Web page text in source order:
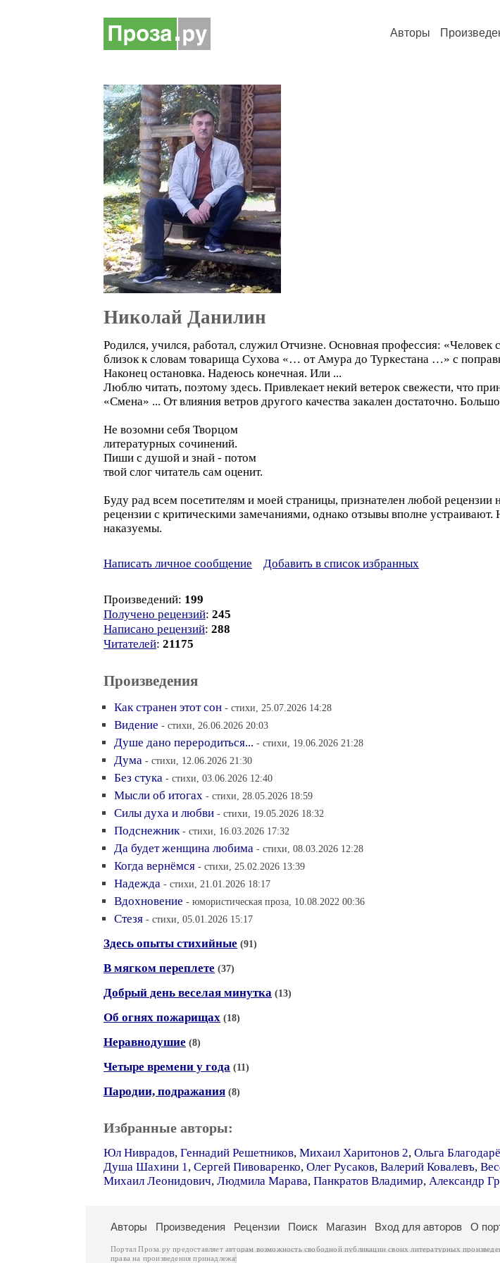
Авторы
Николай Данилин
Родился, учился, работал, служил Отчизне. Основная профессия:
близок к словам товарища Сухова «… от Амура до Туркестана …» с
Наконец остановка. Надеюсь конечная. Или ...
Люблю читать, поэтому здесь. Привлекает некий ветерок свежести, что
«Смена» ... От влияния ветров другого качества закален достаточно.
Не возомни себя Творцом
литературных сочинений.
Пиши с душой и знай - потом
твой слог читатель сам оценит.
Буду рад всем посетителям и моей страницы, признателен любой
рецензии с критическими замечаниями, однако отзывы вполне
наказуемы.
Написать личное сообщение Добавить в список избранных
Произведений: 199
Получено рецензий: 245
Написано рецензий: 288
Читателей: 21175
Произведения
Как странен этот сон - стихи, 25.07.2026 14:28
Видение - стихи, 26.06.2026 20:03
Душе дано переродиться... - стихи, 19.06.2026 21:28
Дума - стихи, 12.06.2026 21:30
Без стука - стихи, 03.06.2026 12:40
Мысли об итогах - стихи, 28.05.2026 18:59
Силы духа и любви - стихи, 19.05.2026 18:32
Подснежник - стихи, 16.03.2026 17:32
Да будет женщина любима - стихи, 08.03.2026 12:28
Когда вернёмся - стихи, 25.02.2026 13:39
Надежда - стихи, 21.01.2026 18:17
Вдохновение - юмористическая проза, 10.08.2022 00:36
Стезя - стихи, 05.01.2026 15:17
Здесь опыты стихийные (91)
В мягком переплете (37)
Добрый день веселая минутка (13)
Об огнях пожарищах (18)
Неравнодушие (8)
Четыре времени у года (11)
Пародии, подражания (8)
Избранные авторы:
Юл Ниврадов, Геннадий Решетников, Михаил Харитонов 2, Ольга
Душа Шахини 1, Сергей Пивоваренко, Олег Русаков, Валерий Ковалевъ,
Михаил Леонидович, Людмила Марава, Панкратов Владимир, Александр
Авторы Произведения Рецензии Поиск Магазин Вход для авторов О
Портал Проза.ру предоставляет авторам возможность свободной публикации своих литературных
права на произведения принадлежат авторам и охраняются
. Перепечатка произведений возможна